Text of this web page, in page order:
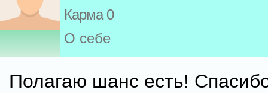
Карма 0
О себе
Полагаю шанс есть!